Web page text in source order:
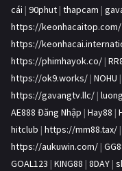
cái | 90phut | thapcam |
https://keonhacaitop.com/
https://
https://phimhayok.co/ |
https://ok9.works/ | NOHU |
https://gavangtv.llc/ |
AE888 Đăng Nhập | Hay88 |
hitclub | https://mm88.tax/ |
https://aukuwin.com/ |
GOAL123 | KING88 | 8DAY |